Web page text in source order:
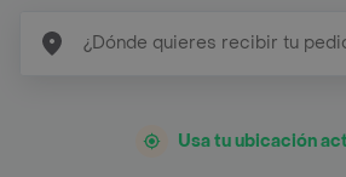
Usa tu ubicación